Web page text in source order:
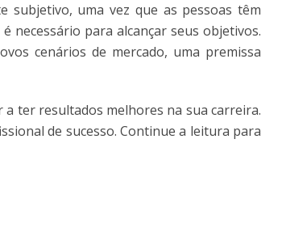
subjetivo, uma vez que as pessoas têm
necessário para alcançar seus objetivos.
cenários de mercado, uma premissa
ter resultados melhores na sua carreira.
de sucesso. Continue a leitura para